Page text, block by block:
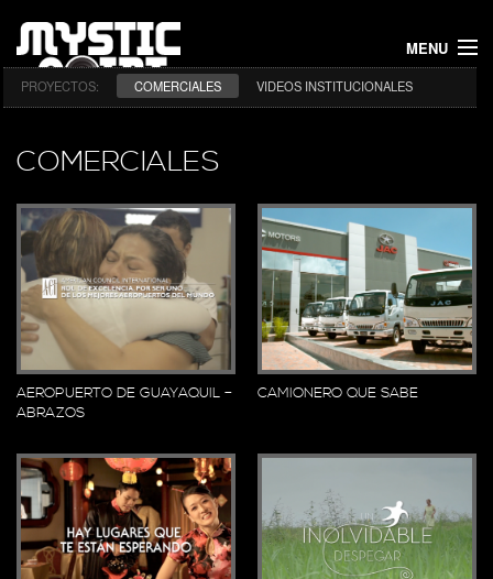
MENU
INICIO
PROYECTOS
NOSOTROS
CONTACTO
PROYECTOS: COMERCIALES VIDEOS INSTITUCIONALES
COMERCIALES
AEROPUERTO DE GUAYAQUIL –
ABRAZOS
CAMIONERO QUE SABE